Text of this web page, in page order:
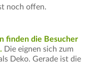
noch offen.
finden die Besucher
Die eignen sich zum
Deko. Gerade ist die